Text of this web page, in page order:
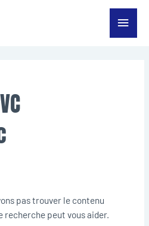
Menu
pas trouver le contenu
recherche peut vous aider.